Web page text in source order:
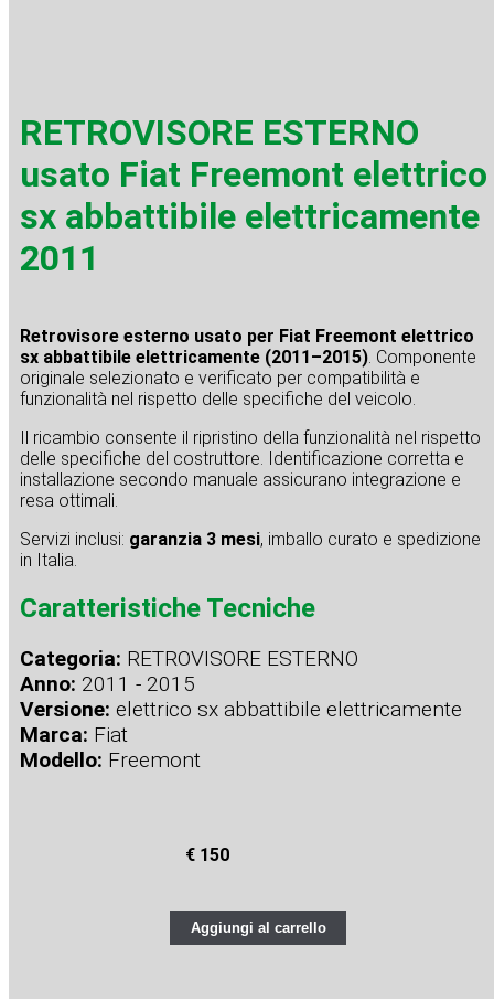
RETROVISORE ESTERNO
usato Fiat Freemont elettrico
sx abbattibile elettricamente
2011
Retrovisore esterno usato per Fiat Freemont elettrico
sx abbattibile elettricamente (2011–2015). Componente
originale selezionato e verificato per compatibilità e
funzionalità nel rispetto delle specifiche del veicolo.
Il ricambio consente il ripristino della funzionalità nel rispetto
delle specifiche del costruttore. Identificazione corretta e
installazione secondo manuale assicurano integrazione e
resa ottimali.
Servizi inclusi: garanzia 3 mesi, imballo curato e spedizione
in Italia.
Caratteristiche Tecniche
Categoria: RETROVISORE ESTERNO
Anno: 2011 - 2015
Versione: elettrico sx abbattibile elettricamente
Marca: Fiat
Modello: Freemont
€ 150
Aggiungi al carrello